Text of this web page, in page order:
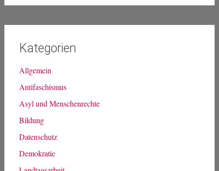
Kategorien
Allgemein
Antifaschismus
Asyl und Menschenrechte
Bildung
Datenschutz
Demokratie